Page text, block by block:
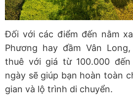
Đối với các điểm đến nằm
Phương hay đầm Vân
thuê với giá từ 100.000
ngày sẽ giúp bạn hoàn toàn
gian và lộ trình di chuyển.